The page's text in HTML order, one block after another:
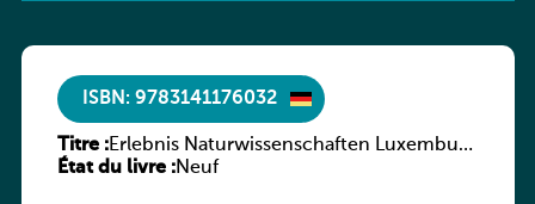
ISBN: 9783141176032
Titre :Erlebnis Naturwissenschaften Luxemburg
Band 2 SB
État du livre :Neuf